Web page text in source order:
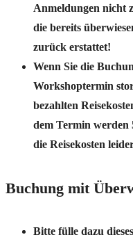
Anmeldungen nicht
die bereits
zurück erstattet!
Wenn Sie die
Workshoptermin
bezahlten
dem Termin werden
die Reisekosten
Buchung mit
Bitte fülle dazu